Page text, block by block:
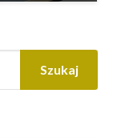
Szukaj